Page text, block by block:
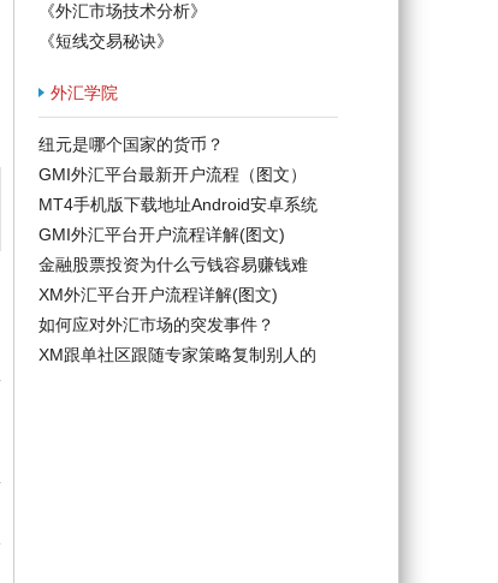
《外汇市场技术分析》
《短线交易秘诀》
外汇学院
纽元是哪个国家的货币？
GMI外汇平台最新开户流程（图文）
MT4手机版下载地址Android安卓系统
GMI外汇平台开户流程详解(图文)
金融股票投资为什么亏钱容易赚钱难
XM外汇平台开户流程详解(图文)
如何应对外汇市场的突发事件？
XM跟单社区跟随专家策略复制别人的